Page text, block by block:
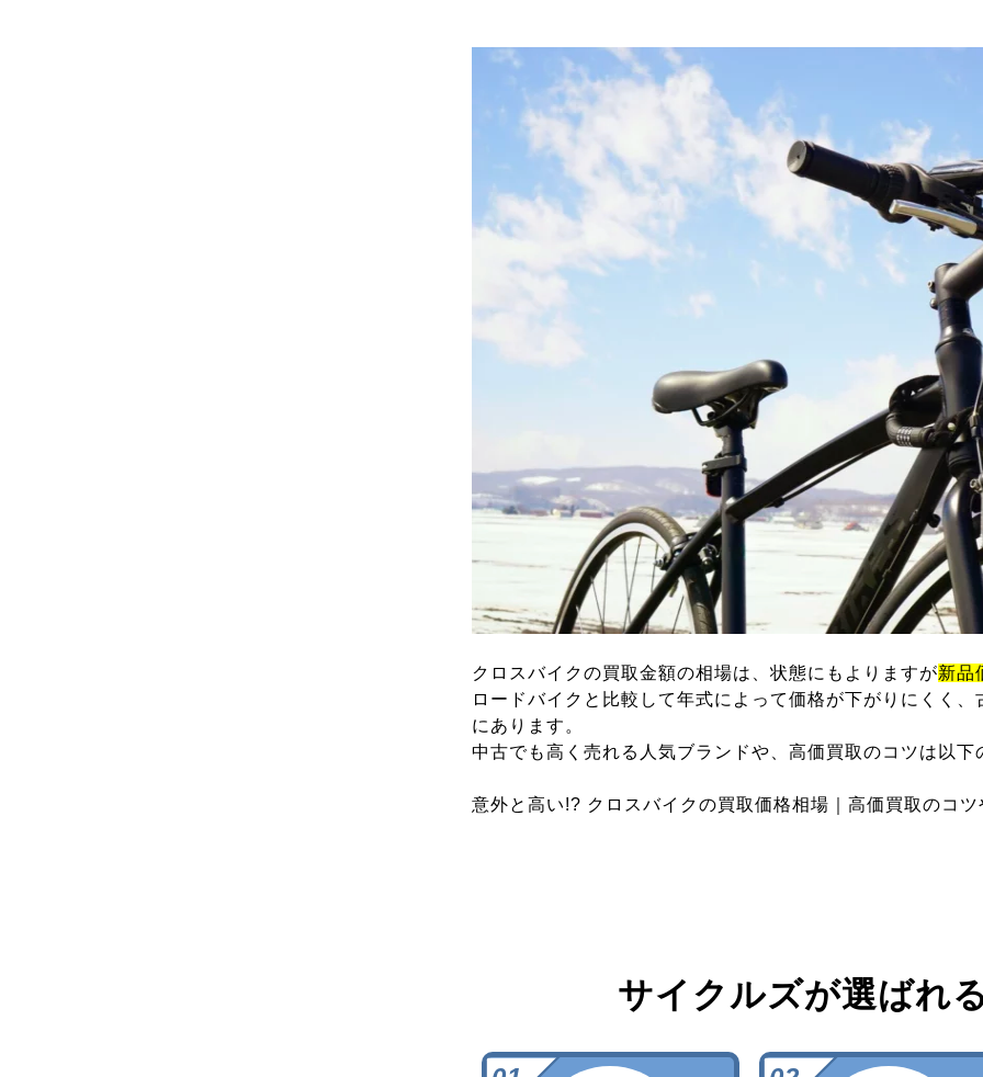
クロスバイクの買取金額の相場は、状態にもよりますが新品
ロードバイクと比較して年式によって価格が下がりにくく
にあります。
中古でも高く売れる人気ブランドや、高価買取のコツは以
意外と高い!? クロスバイクの買取価格相場｜高価買取のコ
サイクルズが選ばれ